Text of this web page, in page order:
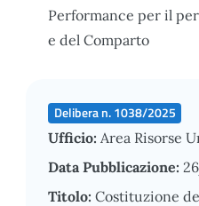
Performance per il
e del Comparto
Delibera n. 1038/2025
Ufficio: Area Risorse
Data Pubblicazione:
Titolo: Costituzione